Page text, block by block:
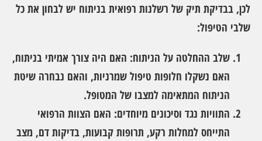
לכן, בבדיקת תיק של רשלנות רפואית בניתוח יש לבחון את כל
שלבי הטיפול:
שלב ההחלטה על הניתוח: האם היה צורך אמיתי בניתוח,
האם נשקלו חלופות טיפול שמרניות, והאם נבחרה שיטת
הניתוח המתאימה למצבו של המטופל.
התוויות נגד וסיכונים מיוחדים: האם הצוות הרפואי
התייחס למחלות רקע, תרופות קבועות, בדיקות דם, מצב